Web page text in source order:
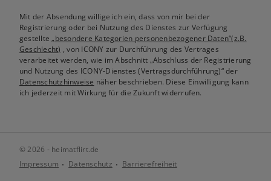
Mit der Absendung willige ich ein, dass von mir bei der
Registrierung oder bei Nutzung des Dienstes zur Verfügung
gestellte„besondere Kategorien personenbezogener Daten“(z.B.
Geschlecht) , von ICONY zur Durchführung des Vertrages
verarbeitet werden, wie im Abschnitt „Abschluss der Registrierung
und Nutzung des ICONY-Dienstes (Vertragsdurchführung)“ der
Datenschutzhinweise näher beschrieben. Diese Einwilligung kann
ich jederzeit mit Wirkung für die Zukunft widerrufen.
© 2026 - heimatflirt.de
Impressum
Datenschutz Barrierefreiheit